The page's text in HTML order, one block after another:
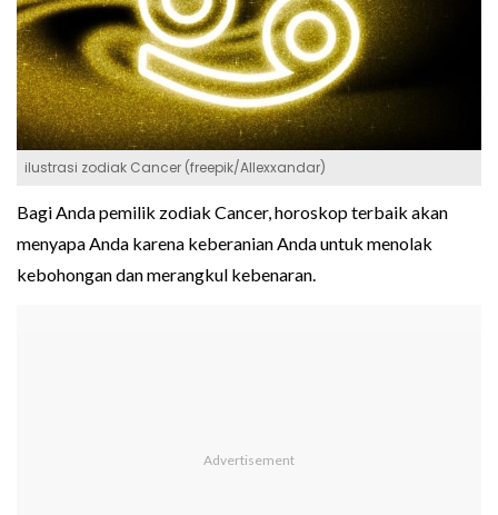
ilustrasi zodiak Cancer (freepik/Allexxandar)
Bagi Anda pemilik zodiak Cancer, horoskop terbaik akan
menyapa Anda karena keberanian Anda untuk menolak
kebohongan dan merangkul kebenaran.